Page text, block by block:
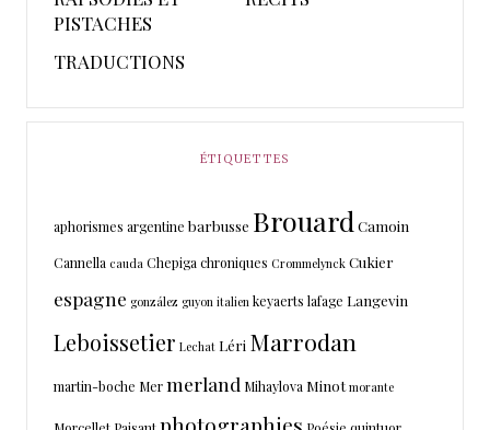
PISTACHES
TRADUCTIONS
ÉTIQUETTES
aphorismes argentine barbusse Brouard Camoin
Cannella cauda Chepigachroniques Crommelynck Cukier
espagne gonzález guyon italien keyaerts lafage Langevin
Leboissetier Lechat Léri Marrodan
martin-boche Mermerland Mihaylova Minot morante